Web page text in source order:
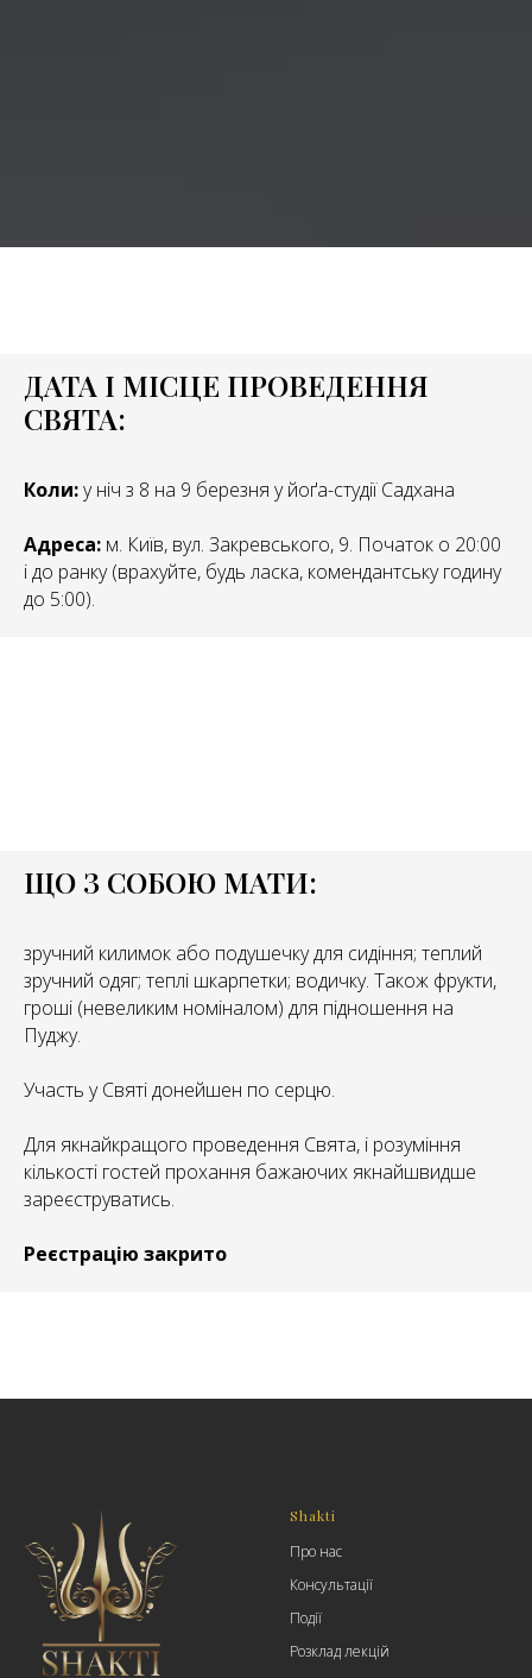
ДАТА І МІСЦЕ ПРОВЕДЕННЯ
СВЯТА:
Коли:у ніч з 8 на 9 березня у йоґа-студії Садхана
Адреса: м. Київ, вул. Закревського, 9. Початок о 20:00
і до ранку (врахуйте, будь ласка, комендантську годину
до 5:00).
ЩО З СОБОЮ МАТИ:
зручний килимок або подушечку для сидіння; теплий
зручний одяг; теплі шкарпетки; водичку. Також фрукти,
гроші (невеликим номіналом) для підношення на
Пуджу.
Участь у Святі донейшен по серцю.
Для якнайкращого проведення Свята, і розуміння
кількості гостей прохання бажаючих якнайшвидше
зареєструватись.
Реєстрацію закрито
Shakti
Про нас
Консультації
Події
Розклад лекцій